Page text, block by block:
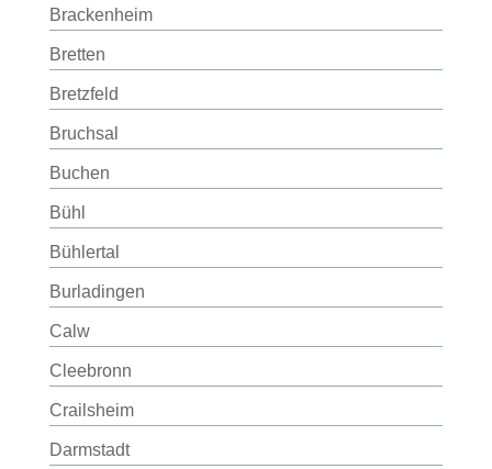
Brackenheim
Bretten
Bretzfeld
Bruchsal
Buchen
Bühl
Bühlertal
Burladingen
Calw
Cleebronn
Crailsheim
Darmstadt